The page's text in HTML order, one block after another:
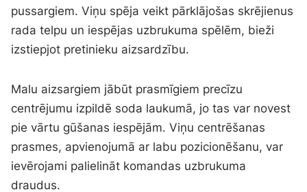
pussargiem. Viņu spēja veikt pārklājošas skrējienus
rada telpu un iespējas uzbrukuma spēlēm, bieži
izstiepjot pretinieku aizsardzību.
Malu aizsargiem jābūt prasmīgiem precīzu
centrējumu izpildē soda laukumā, jo tas var novest
pie vārtu gūšanas iespējām. Viņu centrēšanas
prasmes, apvienojumā ar labu pozicionēšanu, var
ievērojami palielināt komandas uzbrukuma
draudus.